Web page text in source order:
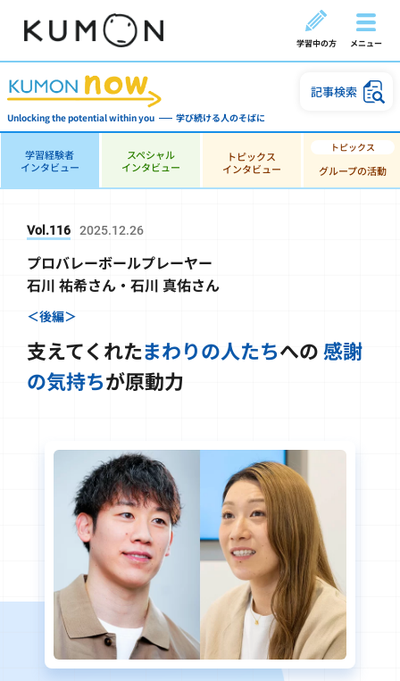
学習中の方 メニュー
Unlocking the potential within you 学び続ける人のそばに
記事検索
学習経験者
インタビュー
スペシャル
インタビュー
トピックス
インタビュー
グループの活動
Vol.116 2025.12.26
プロバレーボールプレーヤー
石川 祐希さん・石川 真佑さん
＜後編＞
支えてくれたまわりの人たちへの 感謝
の気持ちが原動力